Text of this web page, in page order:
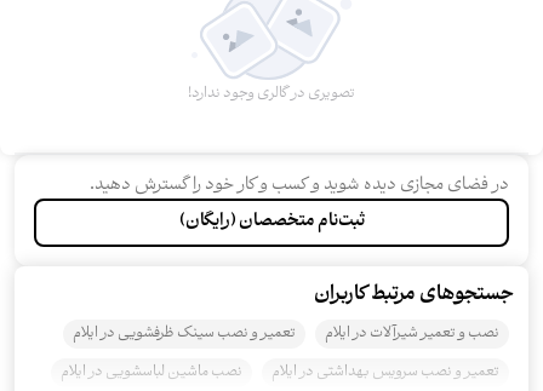
تصویری در گالری وجود ندارد!
در فضای مجازی دیده شوید و کسب و کار خود را گسترش دهید.
ثبت‌نام متخصصان (رایگان)
جستجو‌های مرتبط کاربران
نصب و تعمیر شیرآلات در ایلام
تعمیر و نصب سینک ظرفشویی در ایلام
تعمیر و نصب سرویس بهداشتی در ایلام
نصب ماشین لباسشویی در ایلام